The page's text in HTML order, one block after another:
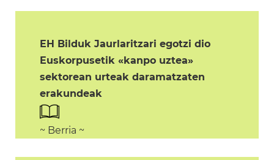
EH Bilduk Jaurlaritzari egotzi dio
Euskorpusetik «kanpo uztea»
sektorean urteak daramatzaten
erakundeak
~ Berria ~